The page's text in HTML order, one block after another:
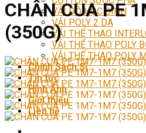
VẢI ĐỒ HỌC SINH
VẢI POLY 2 DA
VẢI THỂ THAO
VẢI THỂ THAO POLY
VẢI THỂ THAO POLY
Chính Sách Sỉ
Tin tức
Hình Ảnh
Giới thiệu
Liên hệ
CHÂN CUA PE
(350G)